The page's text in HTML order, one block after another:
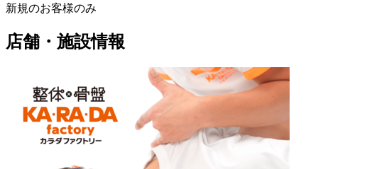
新規のお客様のみ
店舗・施設情報